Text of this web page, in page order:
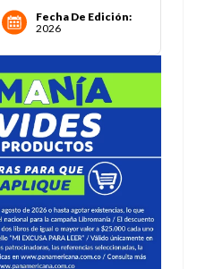
Fecha De Edición:
2026